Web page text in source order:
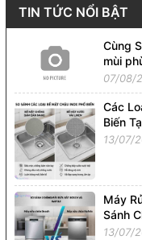
TIN TỨC NỔI BẬT
Cùng
mùi
07/08/
Các
Biến
13/07/
Máy
Sánh
13/07/